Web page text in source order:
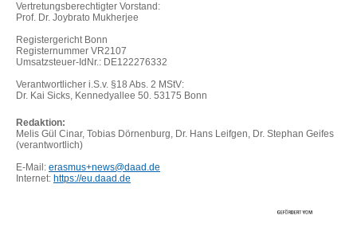
Vertretungsberechtigter Vorstand:
Prof. Dr. Joybrato Mukherjee
Registergericht Bonn
Registernummer VR2107
Umsatzsteuer-IdNr.: DE122276332
Verantwortlicher i.S.v. §18 Abs. 2 MStV:
Dr. Kai Sicks, Kennedyallee 50. 53175 Bonn
Redaktion:
Melis Gül Cinar, Tobias Dörnenburg, Dr. Hans Leifgen, Dr. Stephan Geifes
(verantwortlich)
E-Mail: erasmus+news@daad.de
Internet: https://eu.daad.de